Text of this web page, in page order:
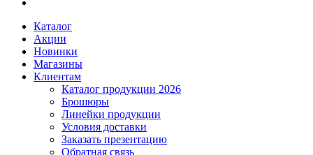
Каталог
Акции
Новинки
Магазины
Клиентам
Каталог продукции 2026
Брошюры
Линейки продукции
Условия доставки
Заказать презентацию
Обратная связь